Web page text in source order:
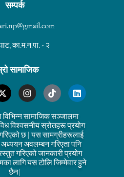
सम्पर्क
का.म.न.पा. - २
सामाजिक
सामाजिक सञ्जालमा
विश्वसनीय स्रोतहरू प्रयोग
छ | यस सामग्रीहरूलाई
अवलम्बन गरिएता पनि
गरिएको जानकारी प्रयोग
लागि यस टोलि जिम्मेवार हुने
छैन|